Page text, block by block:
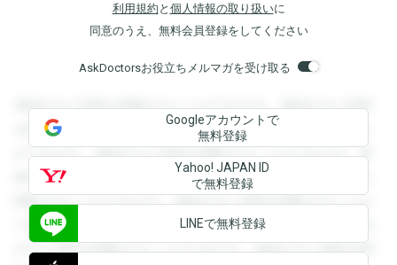
利用規約 と 個人情報の取り扱いに
同意のうえ、無料会員登録をしてください
AskDoctorsお役立ちメルマガを受け取る
登録すると回答を閲覧することができます。登録すると回答
を閲覧することができます。登録すると回答を閲覧すること
ができます。登録すると回答を閲覧することができます。登
録すると回答を閲覧することができます。登録すると回答を
閲覧することができます。登録すると回答を閲覧することが
できます。登録すると回答を閲覧することができます。登録
すると回答を閲覧することができます。登録すると回答を閲
Googleアカウントで
無料登録
Yahoo! JAPAN ID
で無料登録
LINEで無料登録